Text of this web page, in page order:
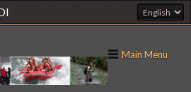
Main Menu